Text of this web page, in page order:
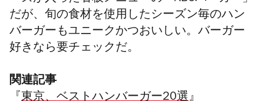
だが、旬の食材を使用したシーズン毎のハン
バーガーもユニークかつおいしい。バーガー
好きなら要チェックだ。
関連記事
『 東京、ベストハンバーガー20選』